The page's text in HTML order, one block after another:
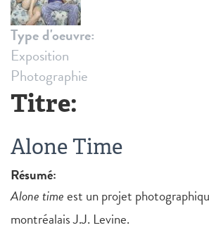
Type d'oeuvre:
Exposition
Photographie
Titre:
Alone Time
Résumé:
Alone timeest un projet
montréalais J.J. Levine.